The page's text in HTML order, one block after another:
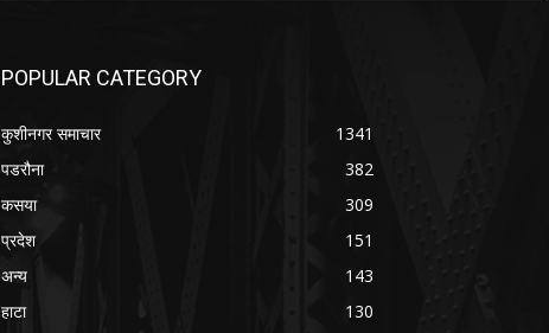
POPULAR CATEGORY
कुशीनगर समाचार
1341
पडरौना
382
कसया
309
प्रदेश
151
अन्य
143
हाटा
130